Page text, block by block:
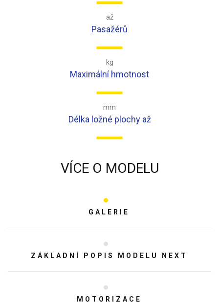
až
Pasažérů
kg
Maximální hmotnost
mm
Délka ložné plochy až
VÍCE O MODELU
GALERIE
ZÁKLADNÍ POPIS MODELU NEXT
MOTORIZACE